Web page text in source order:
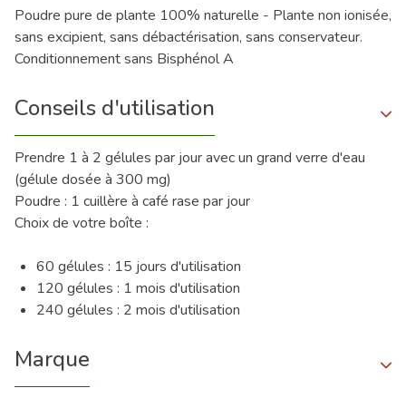
Poudre pure de plante 100% naturelle - Plante non ionisée,
sans excipient, sans débactérisation, sans conservateur.
Conditionnement sans Bisphénol A
Conseils d'utilisation
Prendre 1 à 2 gélules par jour avec un grand verre d'eau
(gélule dosée à 300 mg)
Poudre : 1 cuillère à café rase par jour
Choix de votre boîte :
60 gélules : 15 jours d'utilisation
120 gélules : 1 mois d'utilisation
240 gélules : 2 mois d'utilisation
Marque